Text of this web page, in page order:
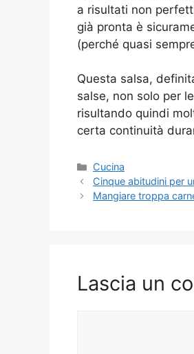
a risultati non
già pronta è
(perché quasi
Questa salsa,
salse, non solo per
risultando quindi
certa continuità
Categorie
Cucina
Cinque abitudini per
Mangiare troppa
Lascia un